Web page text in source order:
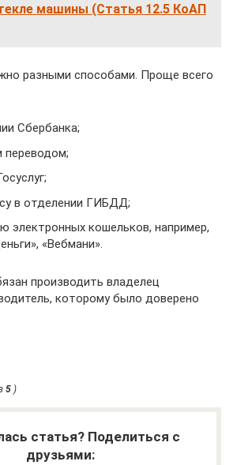
машины (Статья 12.5 КоАП
разными способами. Проще всего
Сбербанка;
в отделении ГИБДД;
электронных кошельков, например,
«Вебмани».
производить владелец
которому было доверено
5 )
статья? Поделиться с
друзьями: